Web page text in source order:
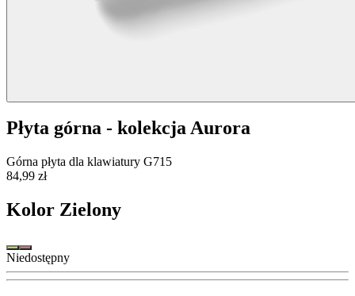
Płyta górna - kolekcja Aurora
Górna płyta dla klawiatury G715
84,99 zł
Kolor Zielony
Niedostępny